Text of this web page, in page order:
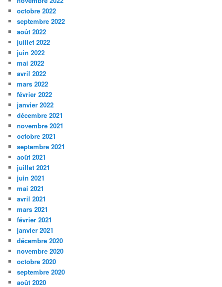
octobre 2022
septembre 2022
août 2022
juillet 2022
juin 2022
mai 2022
avril 2022
mars 2022
février 2022
janvier 2022
décembre 2021
novembre 2021
octobre 2021
septembre 2021
août 2021
juillet 2021
juin 2021
mai 2021
avril 2021
mars 2021
février 2021
janvier 2021
décembre 2020
novembre 2020
octobre 2020
septembre 2020
août 2020